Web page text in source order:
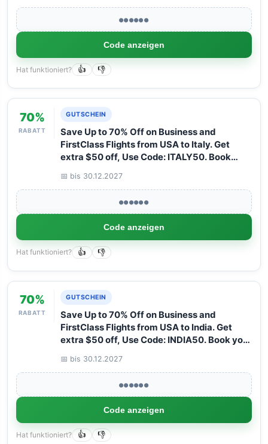
●●●●●●
Code anzeigen
Hat funktioniert? 👍 👎
70%
RABATT
GUTSCHEIN
Save Up to 70% Off on Business and
FirstClass Flights from USA to Italy. Get
extra $50 off, Use Code: ITALY50. Book
📅 bis 30.12.2027
●●●●●●
Code anzeigen
Hat funktioniert? 👍 👎
70%
RABATT
GUTSCHEIN
Save Up to 70% Off on Business and
FirstClass Flights from USA to India. Get
extra $50 off, Use Code: INDIA50. Book your
📅 bis 30.12.2027
●●●●●●
Code anzeigen
Hat funktioniert? 👍 👎